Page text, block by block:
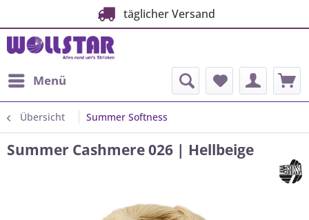
täglicher Versand
Menü
Übersicht Summer Softness
Summer Cashmere 026 | Hellbeige